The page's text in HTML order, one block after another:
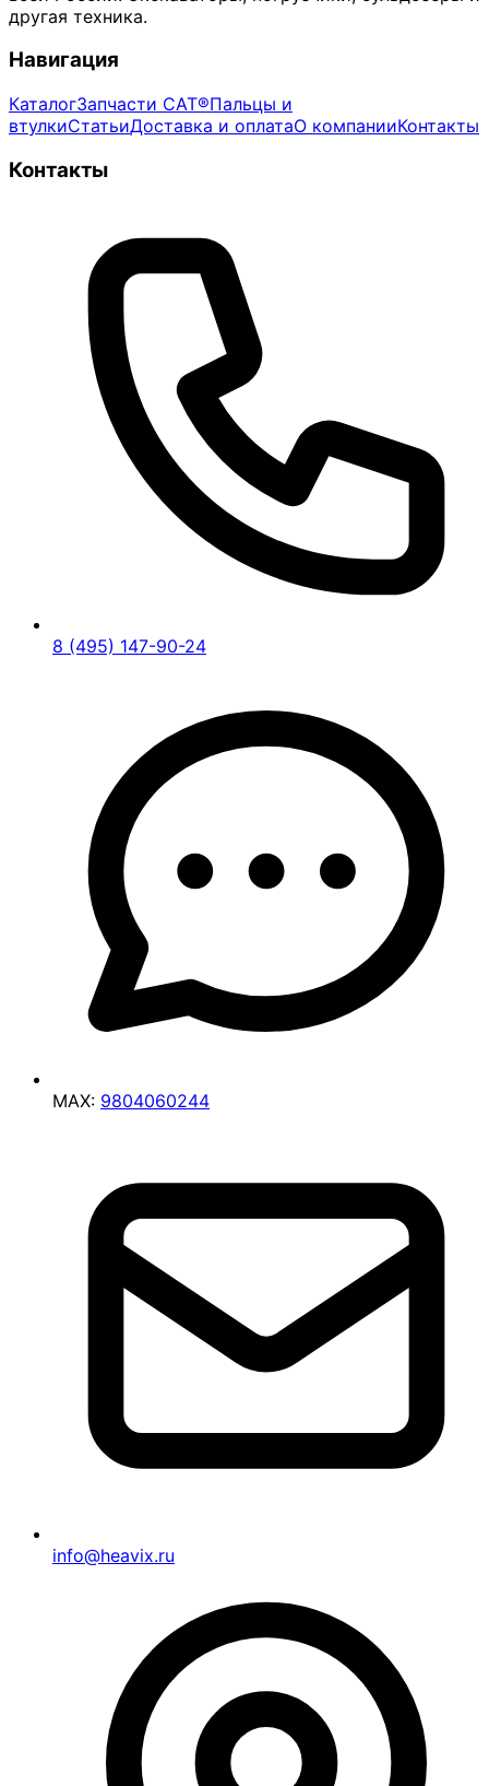
другая техника.
Навигация
КаталогЗапчасти CAT®Пальцы и
втулкиСтатьиДоставка и оплатаО компанииКонтакты
Контакты
8 (495) 147-90-24
MAX: 9804060244
info@heavix.ru